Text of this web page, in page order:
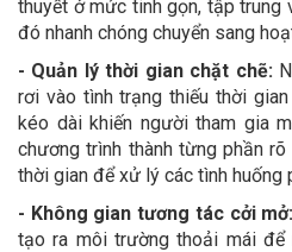
thuyết ở mức tinh gọn, tập trung
đó nhanh chóng chuyển sang
- Quản lý thời gian chặt chẽ:
rơi vào tình trạng thiếu thời
kéo dài khiến người tham gia
chương trình thành từng phần
thời gian để xử lý các tình huống
- Không gian tương tác cởi mở:
tạo ra môi trường thoải mái